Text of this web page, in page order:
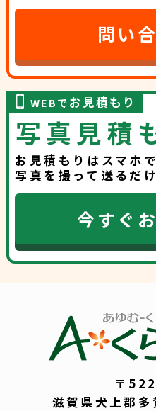
問い
WEBでお見積もり
お見積もりはスマホで
写真を撮って送るだけ
写真見積
今すぐ
〒
滋賀県犬上郡